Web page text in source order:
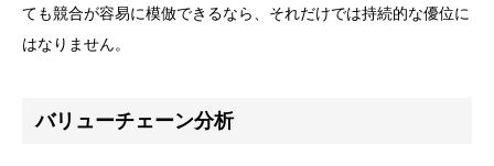
ても競合が容易に模倣できるなら、それだけでは持続的な優位に
はなりません。
バリューチェーン分析